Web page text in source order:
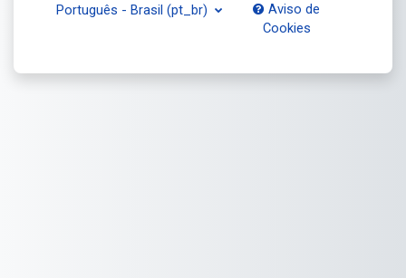
Português - Brasil ‎(pt_br)‎
Aviso de
Cookies